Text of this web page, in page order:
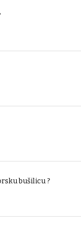
bušilicu ?